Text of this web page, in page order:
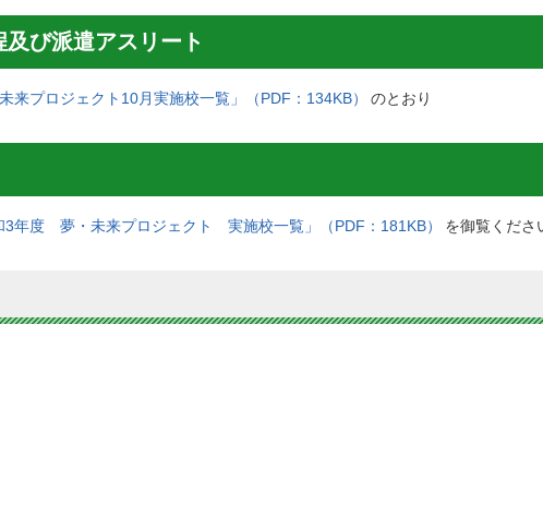
び派遣アスリート
来プロジェクト10月実施校一覧」（PDF：134KB） のとおり
3年度 夢・未来プロジェクト 実施校一覧」（PDF：181KB） を御覧くださ